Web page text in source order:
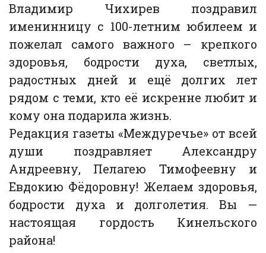
Владимир Чихирев поздравил
именинницу с 100-летним юбилеем и
пожелал самого важного – крепкого
здоровья, бодрости духа, светлых,
радостных дней и ещё долгих лет
рядом с теми, кто её искренне любит и
кому она подарила жизнь.
Редакция газеты «Междуречье» от всей
души поздравляет Александру
Андреевну, Пелагею Тимофеевну и
Евдокию Фёдоровну! Желаем здоровья,
бодрости духа и долголетия. Вы —
настоящая гордость Кинельского
района!